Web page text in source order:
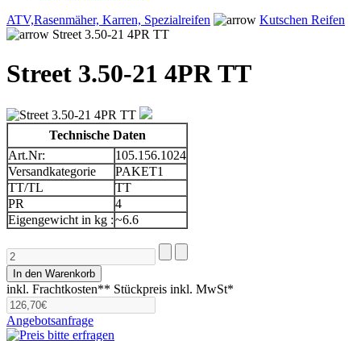
ATV,Rasenmäher, Karren, Spezialreifen
Kutschen Reifen
Street 3.50-21 4PR TT
Street 3.50-21 4PR TT
Technische Daten
Art.Nr:
105.156.1024
Versandkategorie
PAKET1
TT/TL
TT
PR
4
Eigengewicht in kg :~6.6
inkl. Frachtkosten** Stückpreis inkl. MwSt*
Angebotsanfrage